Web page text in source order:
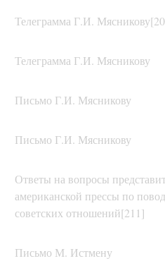
Телеграмма Г.И.
Телеграмма Г.И. Мясникову
Письмо Г.И. Мясникову
Письмо Г.И. Мясникову
Ответы на вопросы
американской прессы по
советских отношений[211]
Письмо М. Истмену